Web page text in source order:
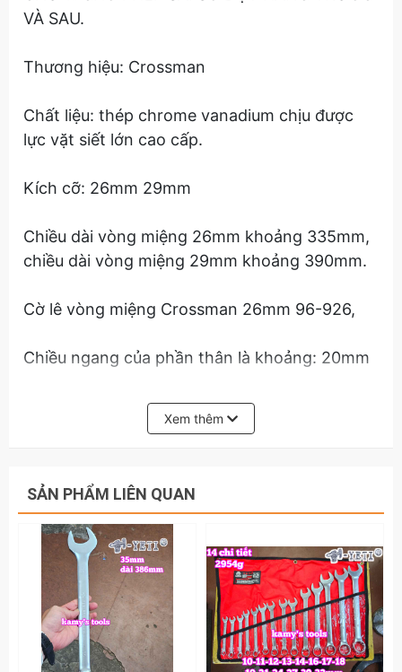
VÀ SAU.
Thương hiệu: Crossman
Chất liệu: thép chrome vanadium chịu được
lực vặt siết lớn cao cấp.
Kích cỡ: 26mm 29mm
Chiều dài vòng miệng 26mm khoảng 335mm,
chiều dài vòng miệng 29mm khoảng 390mm.
Cờ lê vòng miệng Crossman 26mm 96-926,
Chiều ngang của phần thân là khoảng: 20mm
Chiều ngang của phần miệng là khoảng 50mm
Cờ lê vòng miệng Crossman 29mm 96-929,
Chiều ngang của phần thân là khoảng: 22mm
Chiều ngang của phần miệng là khoảng 57mm
Chiều ngang của phần vòng là khoảng 42mm
Xem thêm
SẢN PHẨM LIÊN QUAN